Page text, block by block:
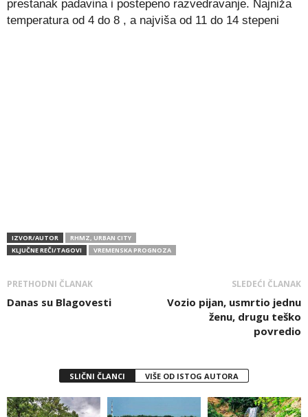
prestanak padavina i postepeno razvedravanje. Najniža
temperatura od 4 do 8 , a najviša od 11 do 14 stepeni
IZVOR/AUTOR
RHMZ, URBAN CITY
KLJUČNE REČI/TAGOVI
VREMENSKA PROGNOZA
PRETHODNI ČLANAK
Danas su Blagovesti
SLEDEĆI ČLANAK
Vozio pijan, usmrtio jednu
ženu, drugu teško
povredio
SLIČNI ČLANCI VIŠE OD ISTOG AUTORA